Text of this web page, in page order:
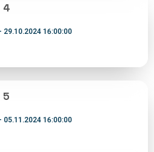
4
29.10.2024 16:00:00
5
05.11.2024 16:00:00